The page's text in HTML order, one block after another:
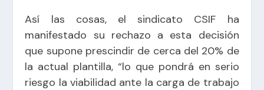
Así las cosas, el sindicato CSIF ha
manifestado su rechazo a esta decisión
que supone prescindir de cerca del 20% de
la actual plantilla, “lo que pondrá en serio
riesgo la viabilidad ante la carga de trabajo